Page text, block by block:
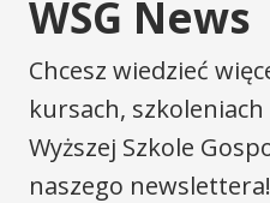
WSG News
Chcesz wiedzieć
kursach,
Wyższej Szkole
naszego newslettera!